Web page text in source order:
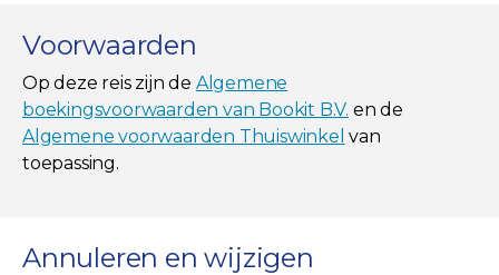
Voorwaarden
Op deze reis zijn de Algemene
boekingsvoorwaarden van Bookit B.V. en de
Algemene voorwaarden Thuiswinkel van
toepassing.
Annuleren en wijzigen